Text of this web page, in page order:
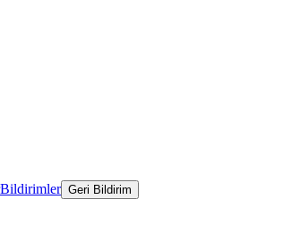
Bildirimler Geri Bildirim